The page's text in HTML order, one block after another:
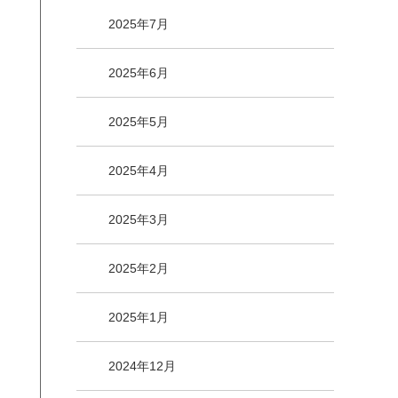
2025年7月
2025年6月
2025年5月
2025年4月
2025年3月
2025年2月
2025年1月
2024年12月